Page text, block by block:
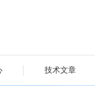
技术文章